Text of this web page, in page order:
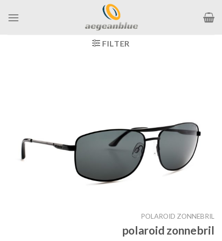
naar
FILTER
POLAROID ZONNEBRIL
polaroid zonnebril